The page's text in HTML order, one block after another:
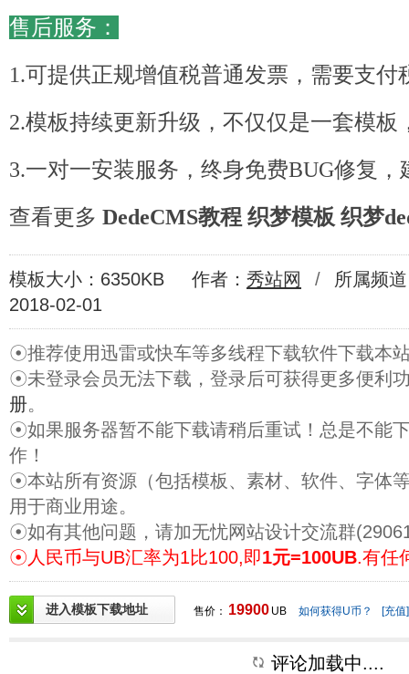
售后服务：
1.可提供正规增值税普通发票，需要支付
2.模板持续更新升级，不仅仅是一套模板
3.一对一安装服务，终身免费BUG修复，
查看更多 DedeCMS教程 织梦模板 织梦
模板大小：6350KB 作者： 秀站网 /
所属频
2018-02-01
☉推荐使用迅雷或快车等多线程下载软件下载本
☉未登录会员无法下载，登录后可获得更多便利
册。
☉如果服务器暂不能下载请稍后重试！总是不能
作！
☉本站所有资源（包括模板、素材、软件、字体
用于商业用途。
☉如有其他问题，请加无忧网站设计交流群
☉人民币与UB汇率为1比100,即1元=100UB.有任
进入模板下载地址 售价： 19900 UB 如何获得U币？ [充值]
评论加载中....